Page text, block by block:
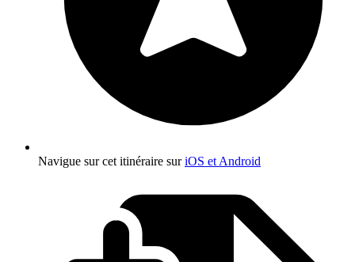
Navigue sur cet itinéraire suriOS et Android